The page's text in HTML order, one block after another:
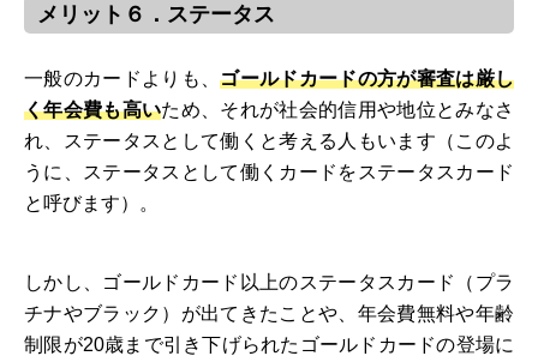
メリット６．ステータス
一般のカードよりも、ゴールドカードの方が審査は厳し
く年会費も高いため、それが社会的信用や地位とみなさ
れ、ステータスとして働くと考える人もいます（このよ
うに、ステータスとして働くカードをステータスカード
と呼びます）。
しかし、ゴールドカード以上のステータスカード（プラ
チナやブラック）が出てきたことや、年会費無料や年齢
制限が20歳まで引き下げられたゴールドカードの登場に